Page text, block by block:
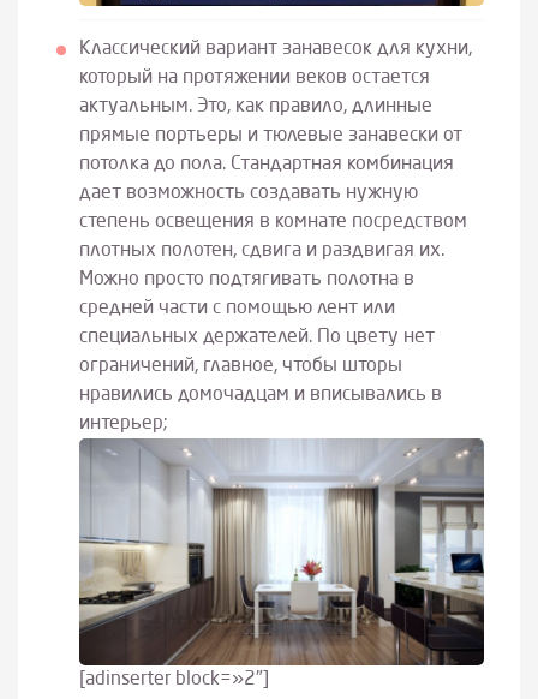
Классический вариант занавесок для кухни,
который на протяжении веков остается
актуальным. Это, как правило, длинные
прямые портьеры и тюлевые занавески от
потолка до пола. Стандартная комбинация
дает возможность создавать нужную
степень освещения в комнате посредством
плотных полотен, сдвига и раздвигая их.
Можно просто подтягивать полотна в
средней части с помощью лент или
специальных держателей. По цвету нет
ограничений, главное, чтобы шторы
нравились домочадцам и вписывались в
интерьер;
[adinserter block=»2″]